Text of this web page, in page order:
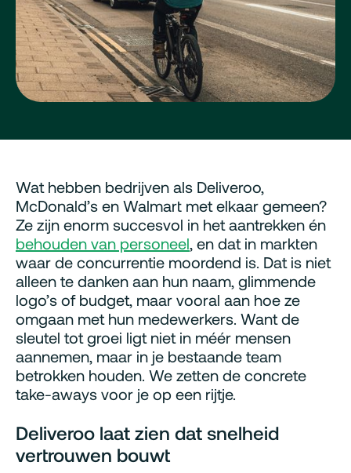
Wat hebben bedrijven als Deliveroo,
McDonald’s en Walmart met elkaar gemeen?
Ze zijn enorm succesvol in het aantrekken én
behouden van personeel, en dat in markten
waar de concurrentie moordend is. Dat is niet
alleen te danken aan hun naam, glimmende
logo’s of budget, maar vooral aan hoe ze
omgaan met hun medewerkers. Want de
sleutel tot groei ligt niet in méér mensen
aannemen, maar in je bestaande team
betrokken houden. We zetten de concrete
take-aways voor je op een rijtje.
Deliveroo laat zien dat snelheid
vertrouwen bouwt